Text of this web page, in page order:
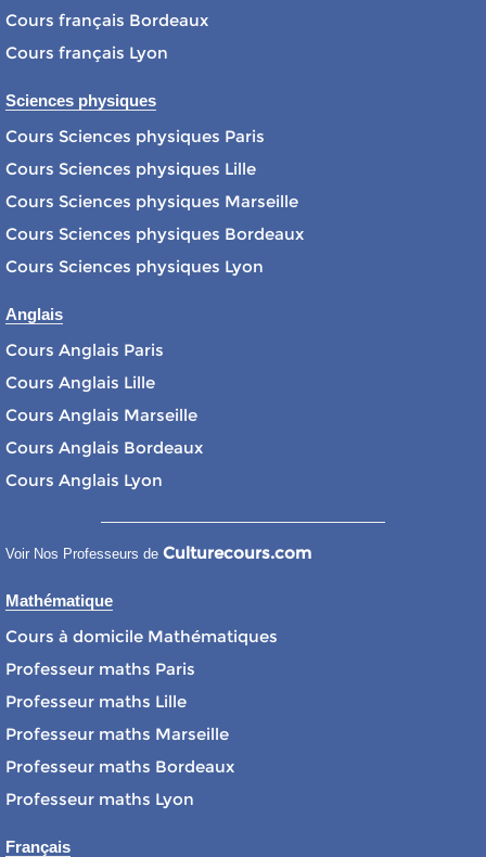
Cours français Bordeaux
Cours français Lyon
Sciences physiques
Cours Sciences physiques Paris
Cours Sciences physiques Lille
Cours Sciences physiques Marseille
Cours Sciences physiques Bordeaux
Cours Sciences physiques Lyon
Anglais
Cours Anglais Paris
Cours Anglais Lille
Cours Anglais Marseille
Cours Anglais Bordeaux
Cours Anglais Lyon
Voir Nos Professeurs de Culturecours.com
Mathématique
Cours à domicile Mathématiques
Professeur maths Paris
Professeur maths Lille
Professeur maths Marseille
Professeur maths Bordeaux
Professeur maths Lyon
Français